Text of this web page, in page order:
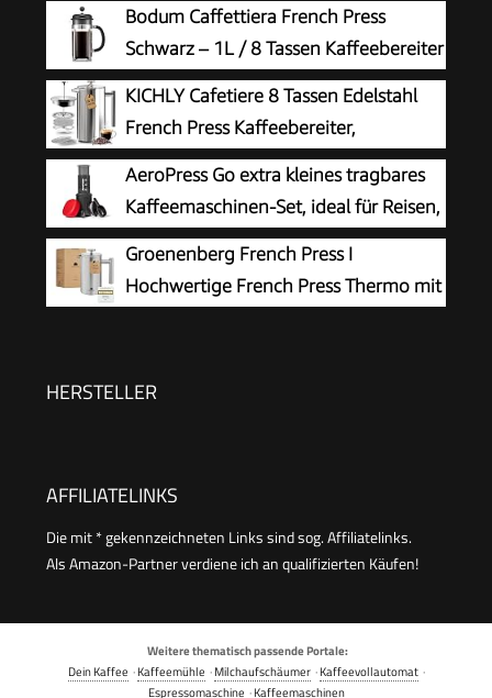
Bodum Caffettiera French Press
Schwarz – 1L / 8 Tassen Kaffeebereiter
– Hitzebeständiges Glas –
Edelstahlfilter – BPA-frei & spülmaschinenfest –
Hergestellt in Portugal
KICHLY Cafetiere 8 Tassen Edelstahl
French Press Kaffeebereiter,
Kaffeepresse mit 3 Stufen
Filtrationssystem – Doppelwandig Isolierte
Kaffettiere mit 1 Extra Filter – 1000ml / 34oz –
Silber
AeroPress Go extra kleines tragbares
Kaffeemaschinen-Set, ideal für Reisen,
Wandern & Camping, All-in-One
French Press, manuelle Espresso- & Pour-Over-
Kaffeemaschine, 2 Min Brühzeit
Groenenberg French Press I
Hochwertige French Press Thermo mit
Liter
HERSTELLER
AFFILIATELINKS
Die mit * gekennzeichneten Links sind sog. Affiliatelinks.
Als Amazon-Partner verdiene ich an qualifizierten Käufen!
Weitere thematisch passende Portale:
Dein Kaffee ·Kaffeemühle ·Milchaufschäumer·Kaffeevollautomat·
Espressomaschine ·Kaffeemaschinen